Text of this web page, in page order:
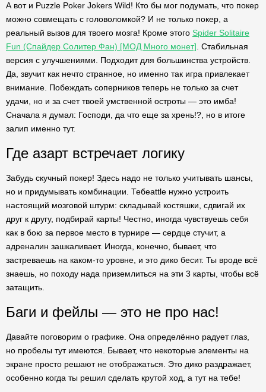
А вот и Puzzle Poker Jokers Wild! Кто бы мог подумать, что покер
можно совмещать с головоломкой? И не только покер, а
реальный вызов для твоего мозга! Кроме этого Spider Solitaire
Fun (Спайдер Солитер Фан) [МОД Много монет] . Стабильная
версия с улучшениями. Подходит для большинства устройств.
Да, звучит как нечто странное, но именно так игра привлекает
внимание. Побеждать соперников теперь не только за счет
удачи, но и за счет твоей умственной остроты — это имба!
Сначала я думал: Господи, да что еще за хрень!?, но в итоге
залип именно тут.
Где азарт встречает логику
Забудь скучный покер! Здесь надо не только учитывать шансы,
но и придумывать комбинации. Тебеattle нужно устроить
настоящий мозговой штурм: складывай костяшки, сдвигай их
друг к другу, подбирай карты! Честно, иногда чувствуешь себя
как в бою за первое место в турнире — сердце стучит, а
адреналин зашкаливает. Иногда, конечно, бывает, что
застреваешь на каком-то уровне, и это дико бесит. Ты вроде всё
знаешь, но походу нада приземлиться на эти 3 карты, чтобы всё
затащить.
Баги и фейлы — это не про нас!
Давайте поговорим о графике. Она определённо радует глаз,
но пробелы тут имеются. Бывает, что некоторые элементы на
экране просто решают не отображаться. Это дико раздражает,
особенно когда ты решил сделать крутой ход, а тут на тебе!